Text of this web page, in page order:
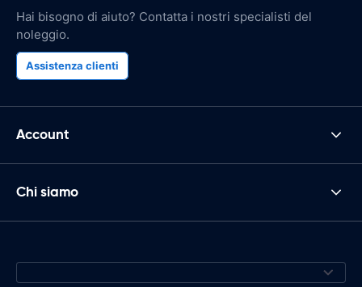
Hai bisogno di aiuto? Contatta i nostri specialisti del
noleggio.
Assistenza clienti
Account
Chi siamo